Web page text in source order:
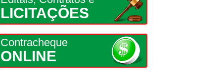
LICITAÇÕES
Contracheque
ONLINE